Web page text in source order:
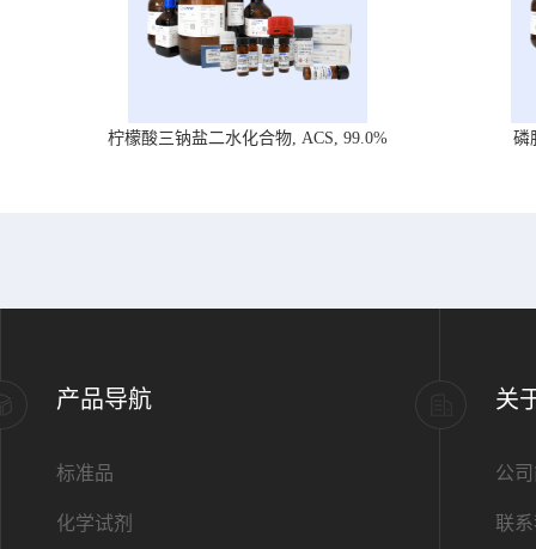
柠檬酸三钠盐二水化合物, ACS, 99.0% 磷
产品导航
标准品
化学试剂
关
公
联